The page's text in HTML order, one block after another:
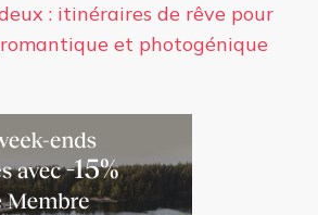
: itinéraires de rêve pour
et photogénique